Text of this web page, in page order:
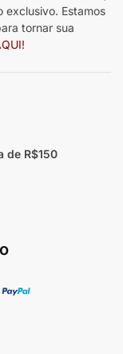
exclusivo. Estamos
tornar sua
de R$150